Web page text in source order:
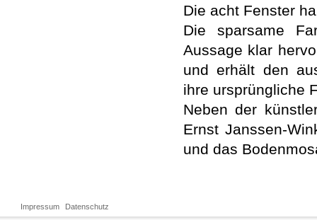
Die acht Fenster
Die sparsame
Aussage klar
und erhält den
ihre ursprüngliche
Neben der
Ernst Janssen-
und das
Impressum Datenschutz